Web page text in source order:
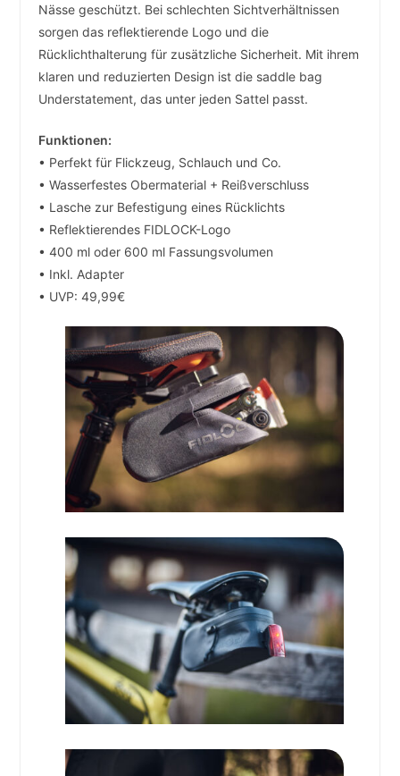
Nässe geschützt. Bei schlechten Sichtverhältnissen
sorgen das reflektierende Logo und die
Rücklichthalterung für zusätzliche Sicherheit. Mit ihrem
klaren und reduzierten Design ist die saddle bag
Understatement, das unter jeden Sattel passt.
Funktionen:
• Perfekt für Flickzeug, Schlauch und Co.
• Wasserfestes Obermaterial + Reißverschluss
• Lasche zur Befestigung eines Rücklichts
• Reflektierendes FIDLOCK-Logo
• 400 ml oder 600 ml Fassungsvolumen
• Inkl. Adapter
• UVP: 49,99€